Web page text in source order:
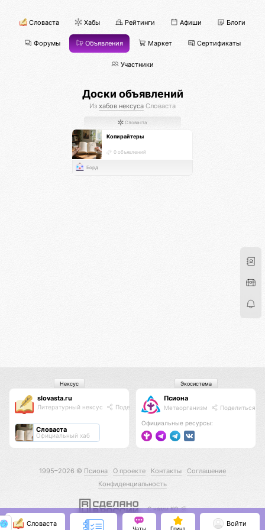
Словаста Хабы Рейтинги Афиши Блоги
Форумы Объявления Маркет Сертификаты
Участники
Доски объявлений
Из хабов нексуса Словаста
Словаста
Копирайтеры
0 объявлений
Борд
slovasta.ru
Литературный нексус Поделиться
Словаста
Официальный хаб
Нексус
Псиона
Метаорганизм Поделиться
Официальные ресурсы:
Экосистема
1995–2026 © Псиона О проекте Контакты
Соглашение
Конфиденциальность
С нами КО 🕉️
Словаста
Чаты Гринд
Войти